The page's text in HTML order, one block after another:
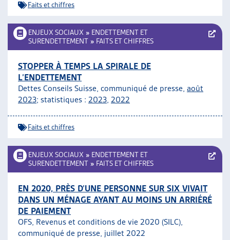
JOURNÉES D’AUTOMNE
Faits et chiffres
ENJEUX SOCIAUX » ENDETTEMENT ET
SURENDETTEMENT » FAITS ET CHIFFRES
STOPPER À TEMPS LA SPIRALE DE
L’ENDETTEMENT
Dettes Conseils Suisse, communiqué de presse, août
2023; statistiques : 2023, 2022
Faits et chiffres
ENJEUX SOCIAUX » ENDETTEMENT ET
SURENDETTEMENT » FAITS ET CHIFFRES
EN 2020, PRÈS D’UNE PERSONNE SUR SIX VIVAIT
DANS UN MÉNAGE AYANT AU MOINS UN ARRIÉRÉ
DE PAIEMENT
OFS, Revenus et conditions de vie 2020 (SILC),
communiqué de presse, juillet 2022